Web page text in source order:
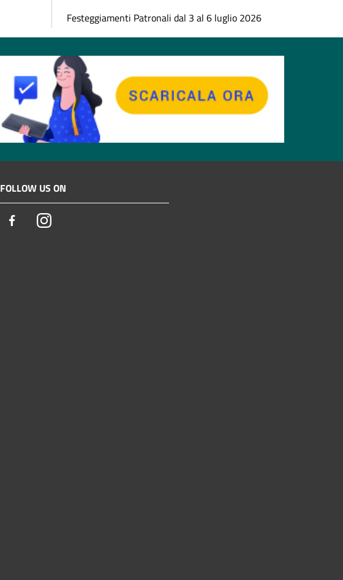
Festeggiamenti Patronali dal 3 al 6 luglio 2026
FOLLOW US ON
FacebookInstagram